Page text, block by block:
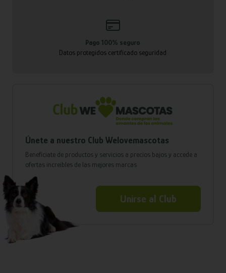
Pago 100% seguro
Datos protegidos certificado seguridad
Únete a nuestro Club Welovemascotas
Benefíciate de productos y servicios a precios bajos y accede a
ofertas increíbles de las mejores marcas
Unirse al Club